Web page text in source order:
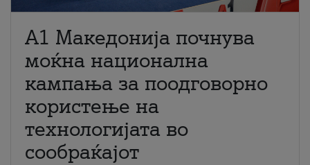
A1 Македонија почнува
моќна национална
кампања за поодговорно
користење на
технологијата во
сообраќајот